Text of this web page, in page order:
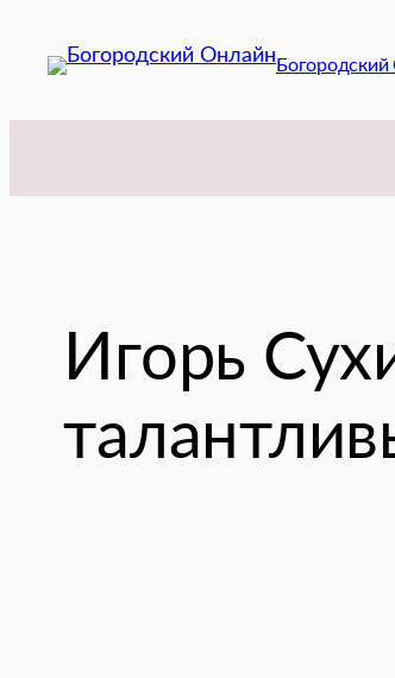
Игорь